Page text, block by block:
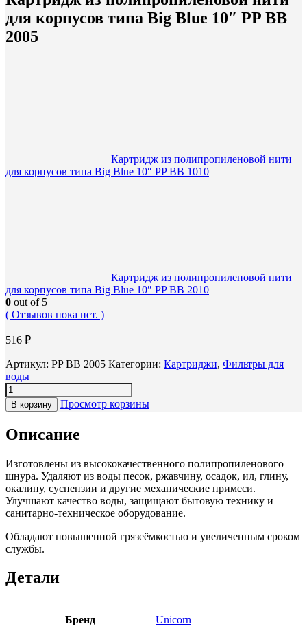
для корпусов типа Big Blue 10″ PP BB
2005
Картридж из полипропиленовой нити
для корпусов типа Big Blue 10″ PP BB 1010
Картридж из полипропиленовой нити
для корпусов типа Big Blue 10″ PP BB 2010
0 out of 5
( Отзывов пока нет. )
516 ₽
Артикул: PP BB 2005 Категории: Картриджи, Фильтры для
воды
В корзину Просмотр корзины
Описание
Изготовлены из высококачественного полипропиленового
шнура. Удаляют из воды песок, ржавчину, осадок, ил, глину,
окалину, суспензии и другие механические примеси.
Улучшают качество воды, защищают бытовую технику и
санитарно-техническое оборудование.
Обладают повышенной грязеёмкостью и увеличенным сроком
службы.
Детали
Бренд Unicorn